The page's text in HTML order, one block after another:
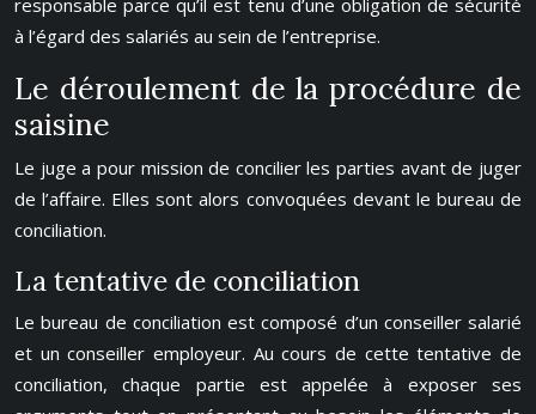
responsable parce qu’il est tenu d’une obligation de sécurité
à l’égard des salariés au sein de l’entreprise.
Le déroulement de la procédure de
saisine
Le juge a pour mission de concilier les parties avant de juger
de l’affaire. Elles sont alors convoquées devant le bureau de
conciliation.
La tentative de conciliation
Le bureau de conciliation est composé d’un conseiller salarié
et un conseiller employeur. Au cours de cette tentative de
conciliation, chaque partie est appelée à exposer ses